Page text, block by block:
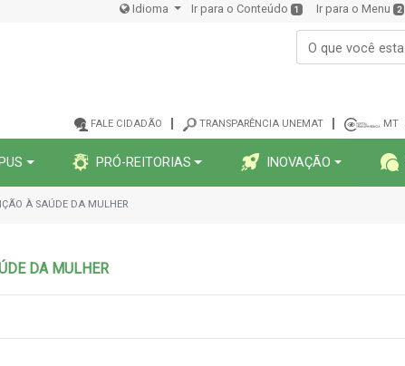
Idioma Ir para o Conteúdo 1 Ir para o Menu 2
FALE CIDADÃO TRANSPARÊNCIA UNEMAT MT
PRÓ-REITORIAS INOVAÇÃO
À SAÚDE DA MULHER
DA MULHER